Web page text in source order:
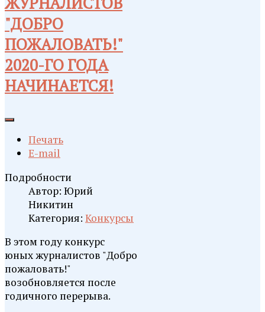
"ДОБРО
ПОЖАЛОВАТЬ!"
2020-ГО ГОДА
НАЧИНАЕТСЯ!
Печать
E-mail
Подробности
Автор: Юрий
Никитин
Категория: Конкурсы
В этом году конкурс
юных журналистов "Добро
пожаловать!"
возобновляется после
годичного перерыва.